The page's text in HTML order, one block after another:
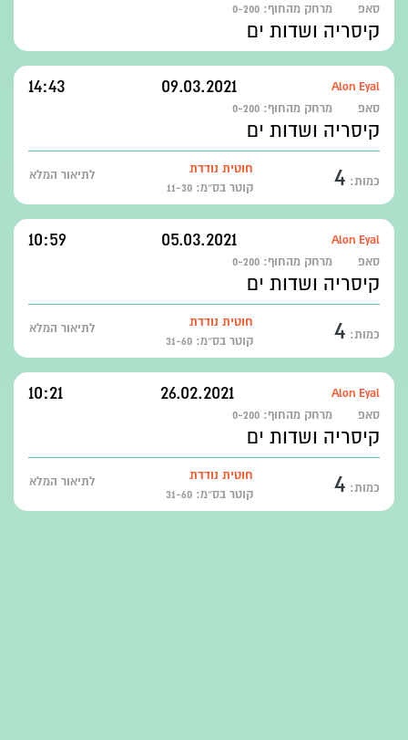
סאפ מרחק מהחוף: 0-200
קיסריה ושדות ים
Alon Eyal
09.03.2021
14:43
סאפ מרחק מהחוף: 0-200
קיסריה ושדות ים
כמות: 4
חוטית נודדת
קוטר בס״מ: 11-30
לתיאור המלא
Alon Eyal
05.03.2021
10:59
סאפ מרחק מהחוף: 0-200
קיסריה ושדות ים
כמות: 4
חוטית נודדת
קוטר בס״מ: 31-60
לתיאור המלא
Alon Eyal
26.02.2021
10:21
סאפ מרחק מהחוף: 0-200
קיסריה ושדות ים
כמות: 4
חוטית נודדת
קוטר בס״מ: 31-60
לתיאור המלא